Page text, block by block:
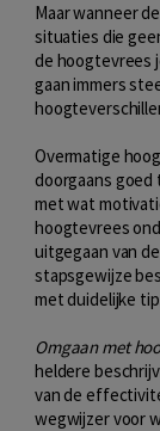
Maar wanneer
situaties die
de hoogtevrees
gaan immers
Overmatige
doorgaans goed
met wat
hoogtevrees
uitgegaan van
stapsgewijze
met duidelijke
Omgaan met
heldere
van de
wegwijzer voor